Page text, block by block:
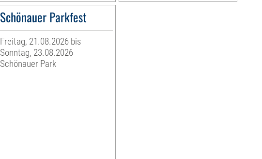
Schönauer Parkfest
Freitag, 21.08.2026 bis
Sonntag, 23.08.2026
Schönauer Park